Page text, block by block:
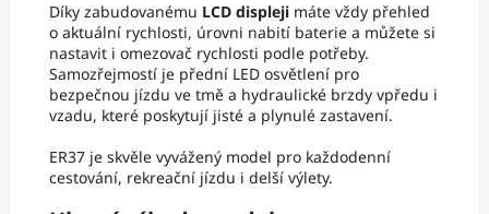
Díky zabudovanému LCD displeji máte vždy přehled
o aktuální rychlosti, úrovni nabití baterie a můžete si
nastavit i omezovač rychlosti podle potřeby.
Samozřejmostí je přední LED osvětlení pro
bezpečnou jízdu ve tmě a hydraulické brzdy vpředu i
vzadu, které poskytují jisté a plynulé zastavení.
ER37 je skvěle vyvážený model pro každodenní
cestování, rekreační jízdu i delší výlety.